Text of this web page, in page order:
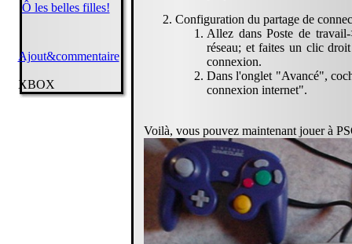
Ô les belles filles!
Ajout&commentaire
XBOX
Configuration du partage de
Allez dans Poste de
réseau; et faites un clic
connexion.
Dans l'onglet "Avancé",
connexion internet".
Voilà, vous pouvez maintenant jouer à